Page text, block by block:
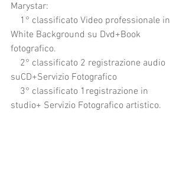
Marystar:
White Background su Dvd+Book
fotografico.
suCD+Servizio Fotografico
studio+ Servizio Fotografico artistico.